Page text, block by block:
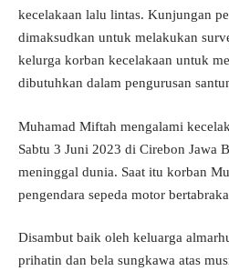
kecelakaan lalu lintas. Kunjungan
dimaksudkan untuk melakukan
kelurga korban kecelakaan untuk
dibutuhkan dalam pengurusan
Muhamad Miftah mengalami
Sabtu 3 Juni 2023 di Cirebon Jawa
meninggal dunia. Saat itu korban
pengendara sepeda motor
Disambut baik oleh keluarga
prihatin dan bela sungkawa atas